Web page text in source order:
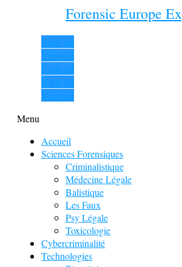
Forensic Europe
View all
View all
View all
View all
View all
Menu
Accueil
Sciences Forensiques
Criminalistique
Médecine Légale
Balistique
Les Faux
Psy Légale
Toxicologie
Cybercriminalité
Technologies